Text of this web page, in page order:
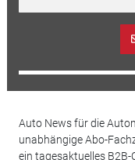
Auto News für die
unabhängige Abo-
ein tagesaktuelles B2B-